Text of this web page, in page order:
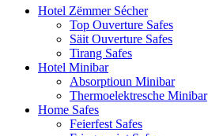
Hotel Zëmmer Sécher
Top Ouverture Safes
Säit Ouverture Safes
Tirang Safes
Hotel Minibar
Absorptioun Minibar
Thermoelektresche Minibar
Home Safes
Feierfest Safes